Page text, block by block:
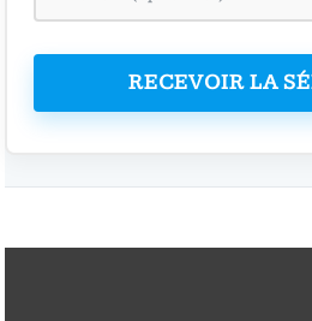
RECEVOIR LA